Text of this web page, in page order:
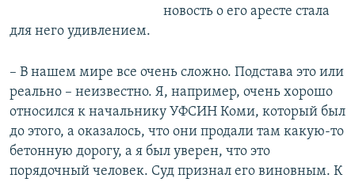
новость о его аресте стала
для него удивлением.
– В нашем мире все очень сложно. Подстава это или
реально – неизвестно. Я, например, очень хорошо
относился к начальнику УФСИН Коми, который был
до этого, а оказалось, что они продали там какую-то
бетонную дорогу, а я был уверен, что это
порядочный человек. Суд признал его виновным. К